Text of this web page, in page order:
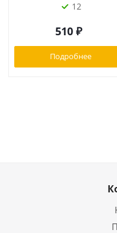
12
510 ₽
Подробнее